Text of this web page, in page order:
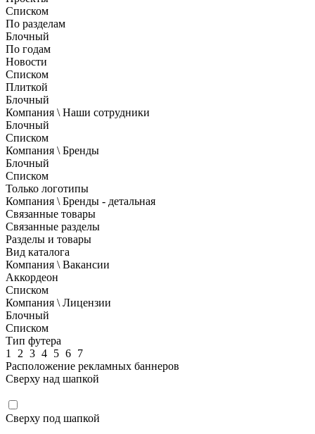
Списком
По разделам
Блочный
По годам
Новости
Списком
Плиткой
Блочный
Компания \ Наши сотрудники
Блочный
Списком
Компания \ Бренды
Блочный
Списком
Только логотипы
Компания \ Бренды - детальная
Связанные товары
Связанные разделы
Разделы и товары
Вид каталога
Компания \ Вакансии
Аккордеон
Списком
Компания \ Лицензии
Блочный
Списком
Тип футера
1
2 3 4 5 6 7
Расположение рекламных баннеров
Сверху над шапкой
Сверху под шапкой